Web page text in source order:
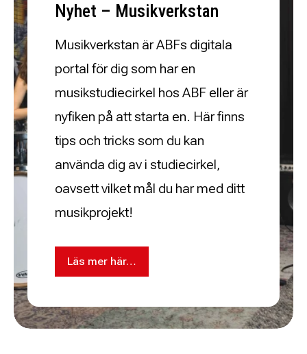
Nyhet – Musikverkstan
Musikverkstan är ABFs digitala
portal för dig som har en
musikstudiecirkel hos ABF eller är
nyfiken på att starta en. Här finns
tips och tricks som du kan
använda dig av i studiecirkel,
oavsett vilket mål du har med ditt
musikprojekt!
Läs mer här…